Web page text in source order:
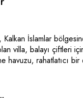
Kalkan İslamlar
villa, balayı çiftleri
havuzu, rahatlatıcı
sadece 10 dakika